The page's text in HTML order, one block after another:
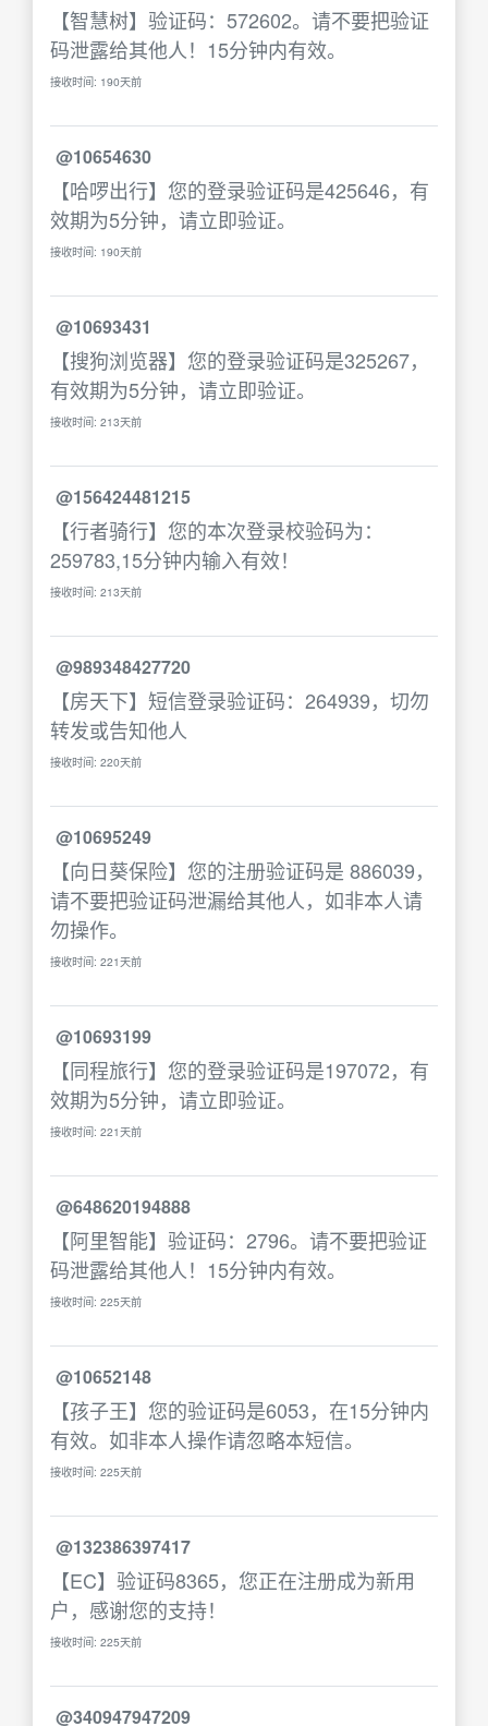
【智慧树】验证码：572602。请不要把验证
码泄露给其他人！15分钟内有效。
接收时间: 190天前
@10654630
【哈啰出行】您的登录验证码是425646，有
效期为5分钟，请立即验证。
接收时间: 190天前
@10693431
【搜狗浏览器】您的登录验证码是325267，
有效期为5分钟，请立即验证。
接收时间: 213天前
@156424481215
【行者骑行】您的本次登录校验码为：
259783,15分钟内输入有效！
接收时间: 213天前
@989348427720
【房天下】短信登录验证码：264939，切勿
转发或告知他人
接收时间: 220天前
@10695249
【向日葵保险】您的注册验证码是 886039，
请不要把验证码泄漏给其他人，如非本人请
勿操作。
接收时间: 221天前
@10693199
【同程旅行】您的登录验证码是197072，有
效期为5分钟，请立即验证。
接收时间: 221天前
@648620194888
【阿里智能】验证码：2796。请不要把验证
码泄露给其他人！15分钟内有效。
接收时间: 225天前
@10652148
【孩子王】您的验证码是6053，在15分钟内
有效。如非本人操作请忽略本短信。
接收时间: 225天前
@132386397417
【EC】验证码8365，您正在注册成为新用
户，感谢您的支持！
接收时间: 225天前
@340947947209